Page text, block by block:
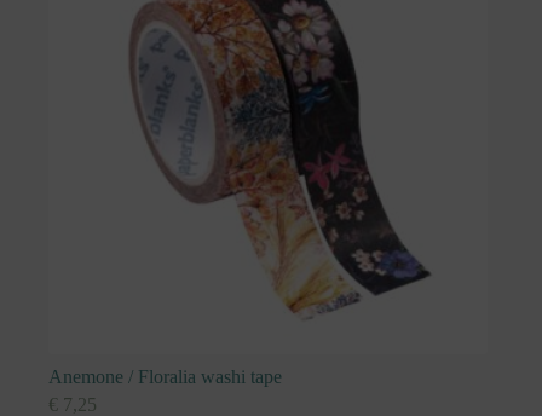
Anemone / Floralia washi tape
€ 7,25